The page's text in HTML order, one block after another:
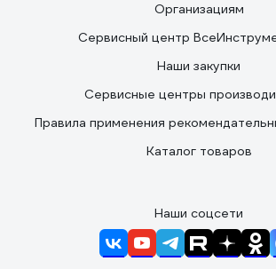
Организациям
Сервисный центр
Наши закупки
Сервисные центры
Правила применения
Каталог товаров
Наши соцсети